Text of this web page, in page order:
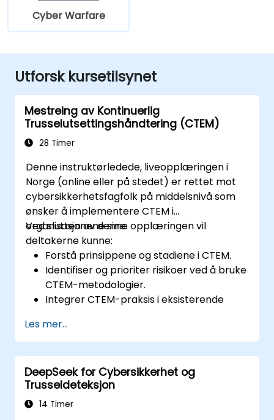
Cyber Warfare
Utforsk kursetilsynet
Mestreing av Kontinuerlig
Trusselutsettingshåndtering (CTEM)
28 Timer
Denne instruktørledede, liveopplæringen i
Norge (online eller på stedet) er rettet mot
cybersikkerhetsfagfolk på middelsnivå som
ønsker å implementere CTEM i
organisasjonene sine.
Ved slutten av denne opplæringen vil
deltakerne kunne:
Forstå prinsippene og stadiene i CTEM.
Identifiser og prioriter risikoer ved å bruke
CTEM-metodologier.
Integrer CTEM-praksis i eksisterende
Bruk verktøy og teknologier for
kontinuerlig trusselhåndtering.
Utvikle strategier for å validere og
forbedre sikkerhetstiltak kontinuerlig.
Les mer...
DeepSeek for Cybersikkerhet og
Trusseldeteksjon
14 Timer